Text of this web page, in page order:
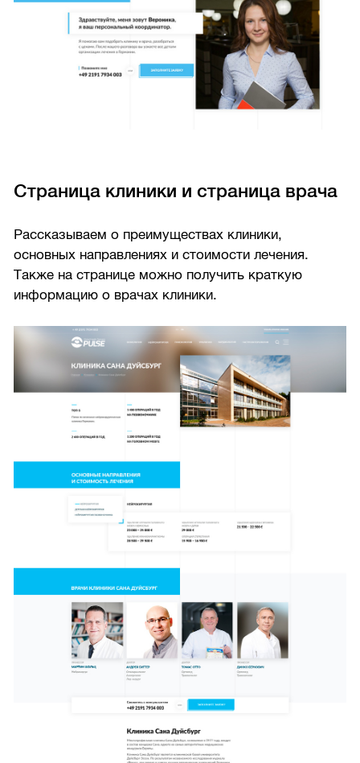
Страница клиники и страница врача
Рассказываем о преимуществах клиники,
основных направлениях и стоимости лечения.
Также на странице можно получить краткую
информацию о врачах клиники.